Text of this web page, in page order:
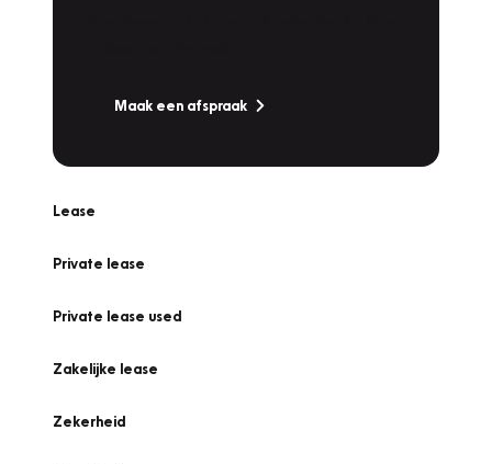
Maak een afspraak
Lease
Private lease
Private lease used
Zakelijke lease
Zekerheid